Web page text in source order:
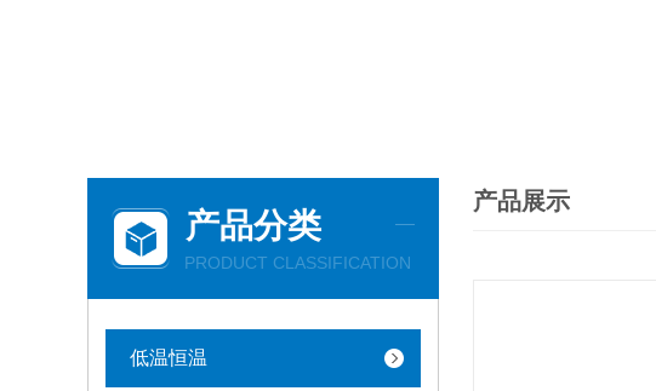
产品分类
PRODUCT CLASSIFICATION
低温恒温
产品展示